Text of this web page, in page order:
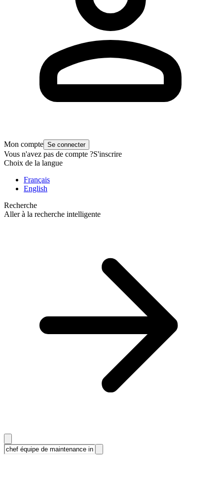
Mon compte Se connecter
Vous n'avez pas de compte ?S'inscrire
Choix de la langue
Français
English
Recherche
Aller à la recherche intelligente